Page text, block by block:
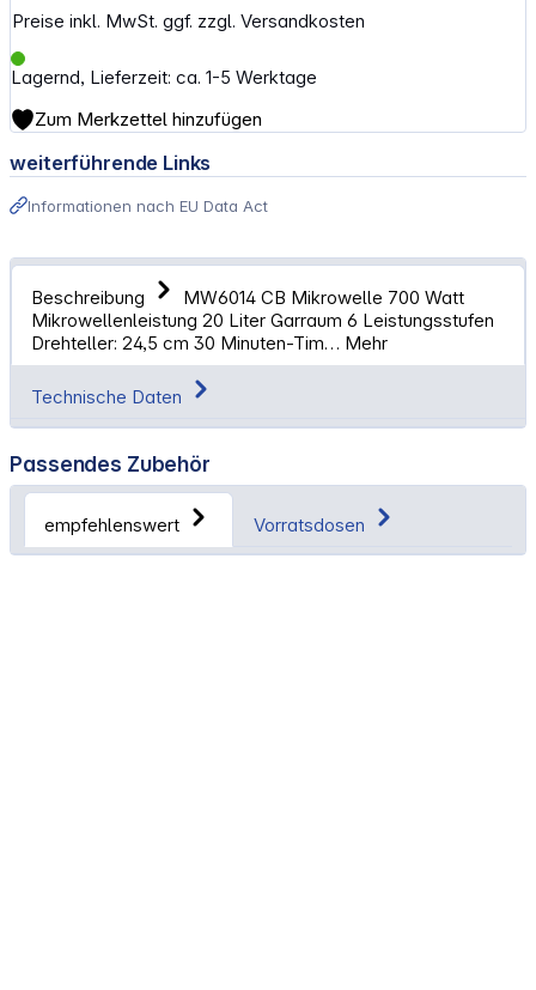
Preise inkl. MwSt. ggf. zzgl. Versandkosten
Lagernd, Lieferzeit: ca. 1-5 Werktage
Zum Merkzettel hinzufügen
weiterführende Links
Informationen nach EU Data Act
Beschreibung
MW6014 CB Mikrowelle 700 Watt
Mikrowellenleistung 20 Liter Garraum 6 Leistungsstufen
Drehteller: 24,5 cm 30 Minuten-Tim… Mehr
Technische Daten
Passendes Zubehör
empfehlenswert Vorratsdosen